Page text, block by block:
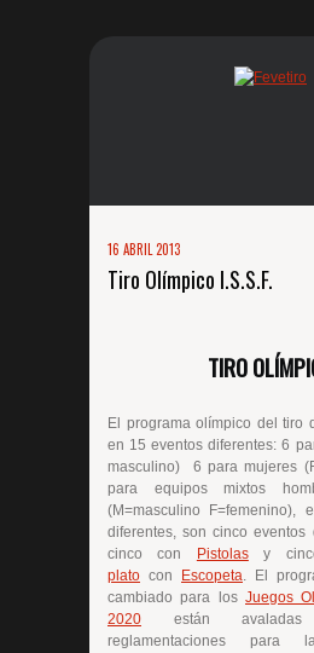
16 ABRIL 2013
Tiro Olímpico I.S.S.F.
TIRO
El programa olímpico del tiro
en 15 eventos diferentes: 6
masculino) 6 para mujeres
para equipos mixtos
(M=masculino F=femenino),
diferentes, son cinco eventos
cinco con
Pistolasy
plato con Escopeta. El
cambiado para los Juegos
2020 están
reglamentaciones para